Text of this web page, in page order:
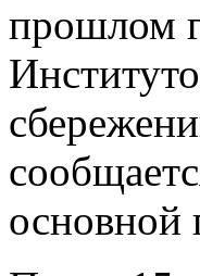
прошлом
основной